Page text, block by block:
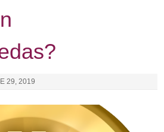
29, 2019